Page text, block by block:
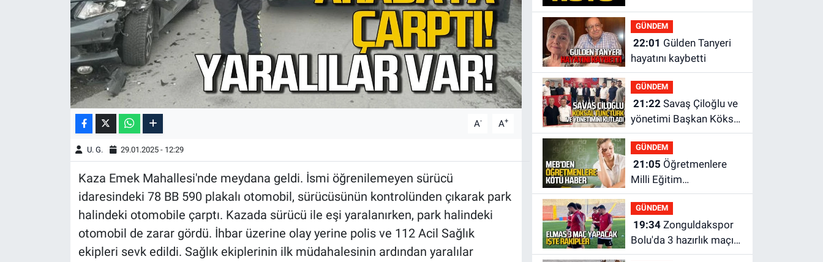
A- A+
U. G. 29.01.2025 - 12:29
Kaza Emek Mahallesi'nde meydana geldi. İsmi öğrenilemeyen sürücü
idaresindeki 78 BB 590 plakalı otomobil, sürücüsünün kontrolünden çıkarak park
halindeki otomobile çarptı. Kazada sürücü ile eşi yaralanırken, park halindeki
otomobil de zarar gördü. İhbar üzerine olay yerine polis ve 112 Acil Sağlık
ekipleri sevk edildi. Sağlık ekiplerinin ilk müdahalesinin ardından yaralılar
GÜNDEM
22:01
hayatını kaybetti
GÜNDEM
21:22Savaş Çiloğlu ve
yönetimi Başkan Köksal
Tunçtürk’ü kutladı
GÜNDEM
21:05
Milli Eğitim
Bakanlığı'ndan kötü
haber
GÜNDEM
19:34Zonguldakspor
Bolu'da 3 hazırlık maçı
oynayacak... İşte